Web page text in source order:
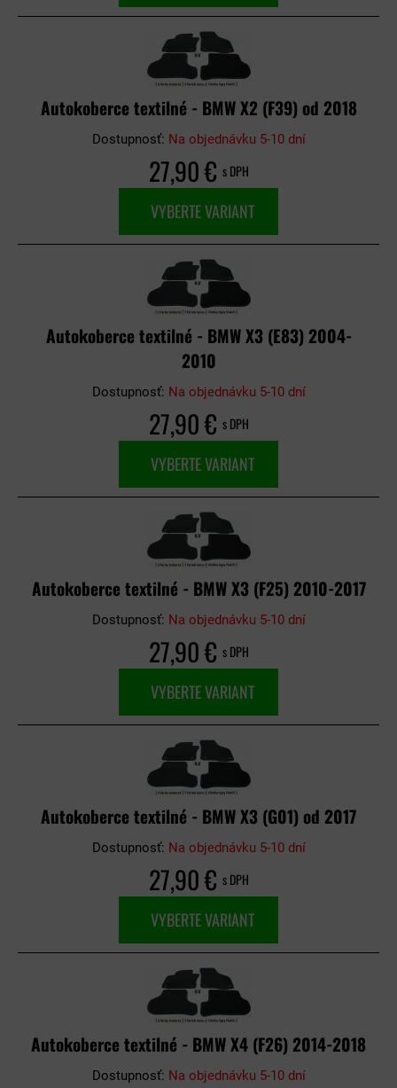
Autokoberce textilné - BMW X2 (F39) od 2018
Dostupnosť: Na objednávku 5-10 dní
27,90 € s DPH
VYBERTE VARIANT
Autokoberce textilné - BMW X3 (E83) 2004-
2010
Dostupnosť: Na objednávku 5-10 dní
27,90 € s DPH
VYBERTE VARIANT
Autokoberce textilné - BMW X3 (F25) 2010-2017
Dostupnosť: Na objednávku 5-10 dní
27,90 € s DPH
VYBERTE VARIANT
Autokoberce textilné - BMW X3 (G01) od 2017
Dostupnosť: Na objednávku 5-10 dní
27,90 € s DPH
VYBERTE VARIANT
Autokoberce textilné - BMW X4 (F26) 2014-2018
Dostupnosť: Na objednávku 5-10 dní